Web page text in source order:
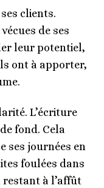
clients.
de ses
leur potentiel,
ont à apporter,
L’écriture
fond. Cela
ses journées en
foulées dans
restant à l’affût